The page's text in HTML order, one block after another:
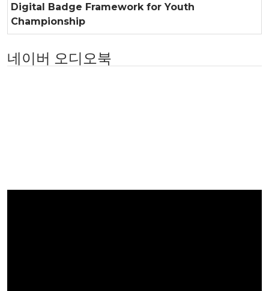
Digital Badge Framework for Youth
Championship
네이버 오디오북